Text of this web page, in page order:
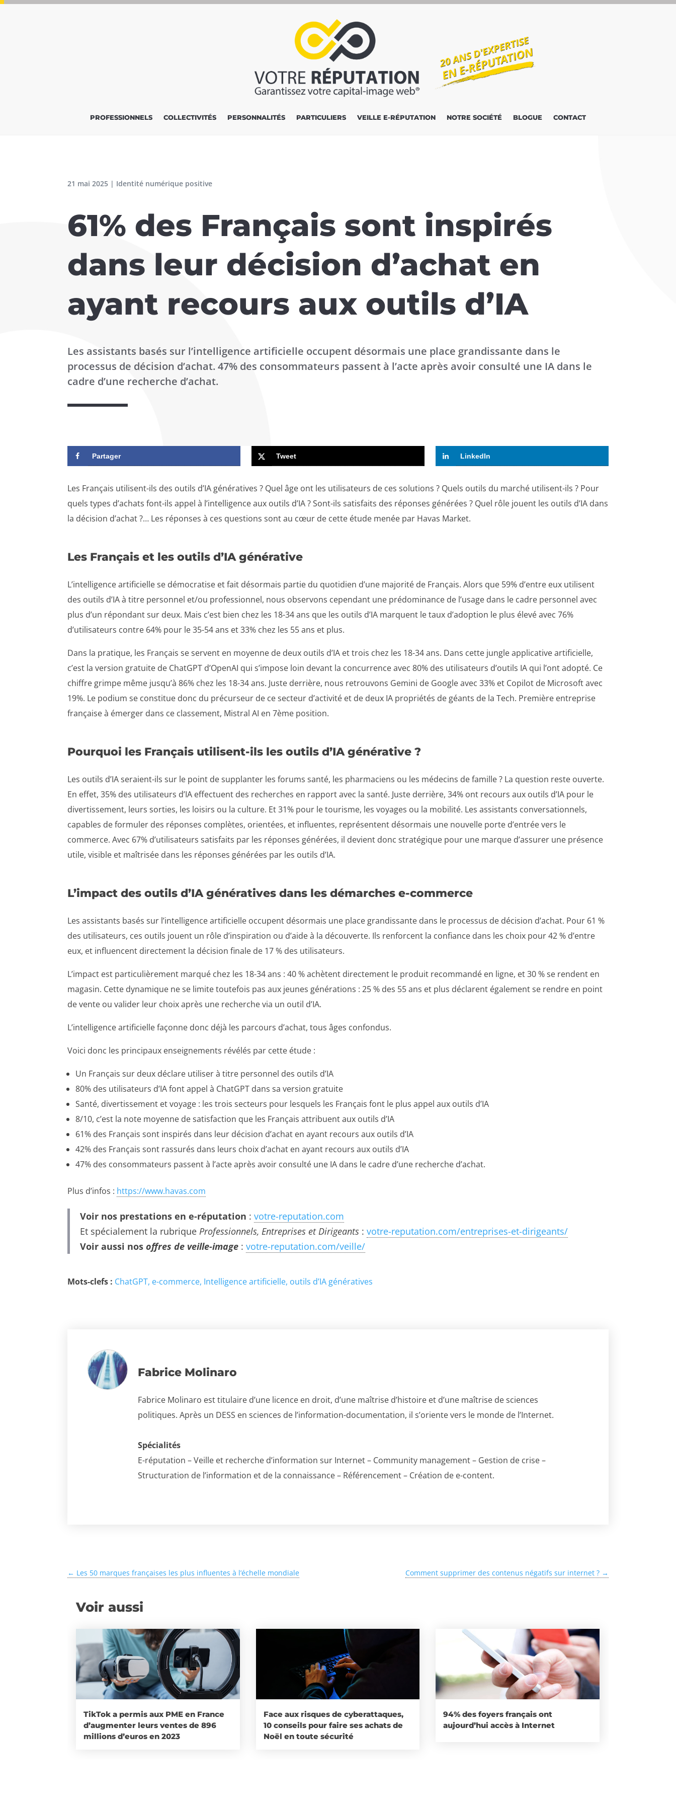
PROFESSIONNELS COLLECTIVITÉS PERSONNALITÉS PARTICULIERS VEILLE E-RÉPUTATION NOTRE SOCIÉTÉ BLOGUE CONTACT
21 mai 2025 | Identité numérique positive
61% des Français sont inspirés
dans leur décision d’achat en
ayant recours aux outils d’IA
Les assistants basés sur l’intelligence artificielle occupent désormais une place grandissante dans le
processus de décision d’achat. 47% des consommateurs passent à l’acte après avoir consulté une IA dans le
cadre d’une recherche d’achat.
Partager Tweet LinkedIn
Les Français utilisent-ils des outils d’IA génératives ? Quel âge ont les utilisateurs de ces solutions ? Quels outils du marché utilisent-ils ? Pour
quels types d’achats font-ils appel à l’intelligence aux outils d’IA ? Sont-ils satisfaits des réponses générées ? Quel rôle jouent les outils d’IA dans
la décision d’achat ?… Les réponses à ces questions sont au cœur de cette étude menée par Havas Market.
Les Français et les outils d’IA générative
L’intelligence artificielle se démocratise et fait désormais partie du quotidien d’une majorité de Français. Alors que 59% d’entre eux utilisent
des outils d’IA à titre personnel et/ou professionnel, nous observons cependant une prédominance de l’usage dans le cadre personnel avec
plus d’un répondant sur deux. Mais c’est bien chez les 18-34 ans que les outils d’IA marquent le taux d’adoption le plus élevé avec 76%
d’utilisateurs contre 64% pour le 35-54 ans et 33% chez les 55 ans et plus.
Dans la pratique, les Français se servent en moyenne de deux outils d’IA et trois chez les 18-34 ans. Dans cette jungle applicative artificielle,
c’est la version gratuite de ChatGPT d’OpenAI qui s’impose loin devant la concurrence avec 80% des utilisateurs d’outils IA qui l’ont adopté. Ce
chiffre grimpe même jusqu’à 86% chez les 18-34 ans. Juste derrière, nous retrouvons Gemini de Google avec 33% et Copilot de Microsoft avec
19%. Le podium se constitue donc du précurseur de ce secteur d’activité et de deux IA propriétés de géants de la Tech. Première entreprise
française à émerger dans ce classement, Mistral AI en 7ème position.
Pourquoi les Français utilisent-ils les outils d’IA générative ?
Les outils d’IA seraient-ils sur le point de supplanter les forums santé, les pharmaciens ou les médecins de famille ? La question reste ouverte.
En effet, 35% des utilisateurs d’IA effectuent des recherches en rapport avec la santé. Juste derrière, 34% ont recours aux outils d’IA pour le
divertissement, leurs sorties, les loisirs ou la culture. Et 31% pour le tourisme, les voyages ou la mobilité. Les assistants conversationnels,
capables de formuler des réponses complètes, orientées, et influentes, représentent désormais une nouvelle porte d’entrée vers le
commerce. Avec 67% d’utilisateurs satisfaits par les réponses générées, il devient donc stratégique pour une marque d’assurer une présence
utile, visible et maîtrisée dans les réponses générées par les outils d’IA.
L’impact des outils d’IA génératives dans les démarches e-commerce
Les assistants basés sur l’intelligence artificielle occupent désormais une place grandissante dans le processus de décision d’achat. Pour 61 %
des utilisateurs, ces outils jouent un rôle d’inspiration ou d’aide à la découverte. Ils renforcent la confiance dans les choix pour 42 % d’entre
eux, et influencent directement la décision finale de 17 % des utilisateurs.
L’impact est particulièrement marqué chez les 18-34 ans : 40 % achètent directement le produit recommandé en ligne, et 30 % se rendent en
magasin. Cette dynamique ne se limite toutefois pas aux jeunes générations : 25 % des 55 ans et plus déclarent également se rendre en point
de vente ou valider leur choix après une recherche via un outil d’IA.
L’intelligence artificielle façonne donc déjà les parcours d’achat, tous âges confondus.
Voici donc les principaux enseignements révélés par cette étude :
Un Français sur deux déclare utiliser à titre personnel des outils d’IA
80% des utilisateurs d’IA font appel à ChatGPT dans sa version gratuite
Santé, divertissement et voyage : les trois secteurs pour lesquels les Français font le plus appel aux outils d’IA
8/10, c’est la note moyenne de satisfaction que les Français attribuent aux outils d’IA
61% des Français sont inspirés dans leur décision d’achat en ayant recours aux outils d’IA
42% des Français sont rassurés dans leurs choix d’achat en ayant recours aux outils d’IA
47% des consommateurs passent à l’acte après avoir consulté une IA dans le cadre d’une recherche d’achat.
Plus d’infos : https://www.havas.com
Voir nos prestations en e-réputation :votre-reputation.com
Et spécialement la rubriqueProfessionnels, Entreprises et Dirigeants :votre-reputation.com/entreprises-et-dirigeants/
Voir aussi nosoffres de veille-image :votre-reputation.com/veille/
Mots-clefs : ChatGPT e-commerce Intelligence artificielle outils d’IA génératives
Fabrice Molinaro
Fabrice Molinaro est titulaire d’une licence en droit, d’une maîtrise d’histoire et d’une maîtrise de sciences
politiques. Après un DESS en sciences de l’information-documentation, il s’oriente vers le monde de l’Internet.
Spécialités
E-réputation – Veille et recherche d’information sur Internet – Community management – Gestion de crise –
Structuration de l’information et de la connaissance – Référencement – Création de e-content.
← Les 50 marques françaises les plus influentes à l’échelle mondiale Comment supprimer des contenus négatifs sur internet ? →
Voir aussi
TikTok a permis aux PME en France
d’augmenter leurs ventes de 896
millions d’euros en 2023
Face aux risques de cyberattaques,
10 conseils pour faire ses achats de
Noël en toute sécurité
94% des foyers français ont
aujourd’hui accès à Internet